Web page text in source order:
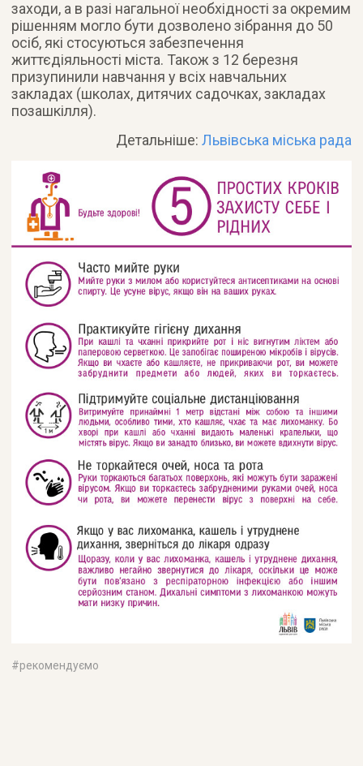
заходи, а в разі нагальної необхідності за окремим
рішенням могло бути дозволено зібрання до 50
осіб, які стосуються забезпечення
життєдіяльності міста. Також з 12 березня
призупинили навчання у всіх навчальних
закладах (школах, дитячих садочках, закладах
позашкілля).
Детальніше: Львівська міська рада
#рекомендуємо